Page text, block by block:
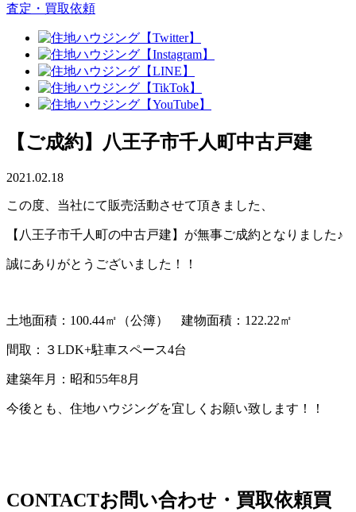
査定 ・ 買取依頼
【ご成約】八王子市千人町中古戸建
2021.02.18
この度、当社にて販売活動させて頂きました、
【八王子市千人町の中古戸建】が無事ご成約となりました♪
誠にありがとうございました！！
土地面積：100.44㎡（公簿） 建物面積：122.22㎡
間取：３LDK+駐車スペース4台
建築年月：昭和55年8月
今後とも、住地ハウジングを宜しくお願い致します！！
CONTACTお問い合わせ・買取依頼買